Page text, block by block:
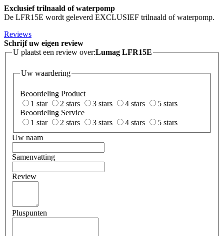
Exclusief trilnaald of waterpomp
De LFR15E wordt geleverd EXCLUSIEF trilnaald of waterpomp.
Reviews
Schrijf uw eigen review
U plaatst een review over:Lumag LFR15E
Uw waardering
Beoordeling Product
1 star
2 stars 3 stars 4 stars
5 stars
Beoordeling Service
1 star
2 stars 3 stars 4 stars
5 stars
Uw naam
Samenvatting
Review
Pluspunten